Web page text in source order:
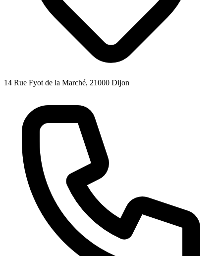
14 Rue Fyot de la Marché, 21000 Dijon